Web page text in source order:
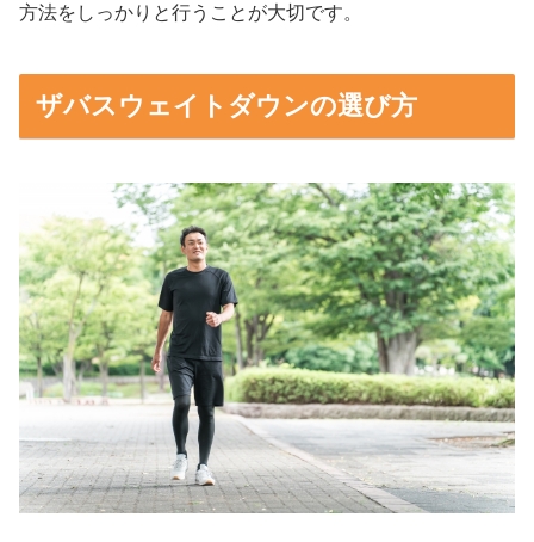
方法をしっかりと行うことが大切です。
ザバスウェイトダウンの選び方